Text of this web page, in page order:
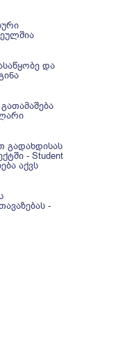
და
გადახდისას
- Student
აქვს
-